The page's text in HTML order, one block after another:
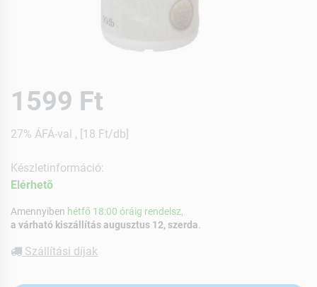
1599 Ft
27% ÁFÁ-val , [18 Ft/db]
Készletinformáció:
Elérhetõ
Amennyiben hétfő 18:00 óráig rendelsz,
a várható kiszállítás augusztus 12, szerda
Szállítási díjak